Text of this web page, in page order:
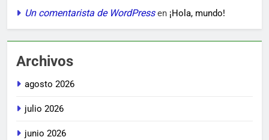
Un comentarista de WordPressen ¡Hola, mundo!
Archivos
agosto 2026
julio 2026
junio 2026